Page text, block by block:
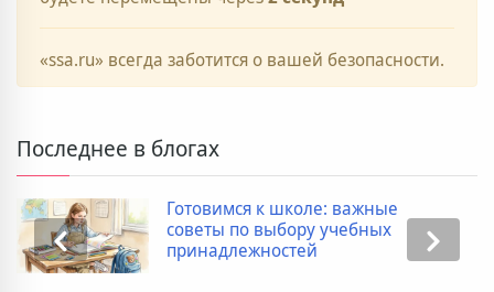
«ssa.ru» всегда заботится о вашей безопасности.
Последнее в блогах
Готовимся к школе: важные
советы по выбору учебных
принадлежностей